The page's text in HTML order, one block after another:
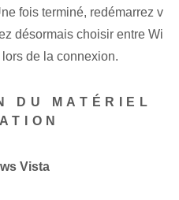
fois terminé, redémarrez v
désormais choisir entre Wi
de la connexion.
DU MATÉRIEL
Vista